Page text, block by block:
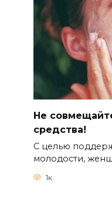
Не
средства!
С целью
молодости,
1к.